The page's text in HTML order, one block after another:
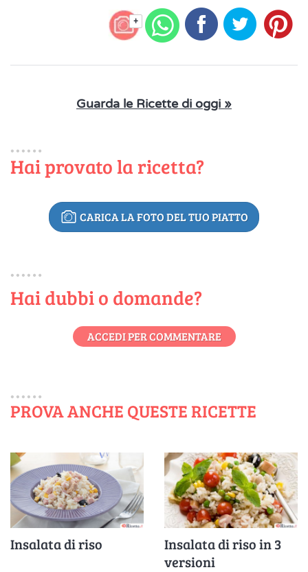
+
Guarda le Ricette di oggi »
Hai provato la ricetta?
CARICA LA FOTO DEL TUO PIATTO
Hai dubbi o domande?
ACCEDI PER COMMENTARE
PROVA ANCHE QUESTE RICETTE
Insalata di riso
Insalata di riso in 3
versioni